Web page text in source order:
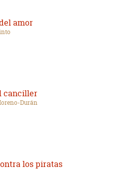
amor
canciller
Durán
los piratas